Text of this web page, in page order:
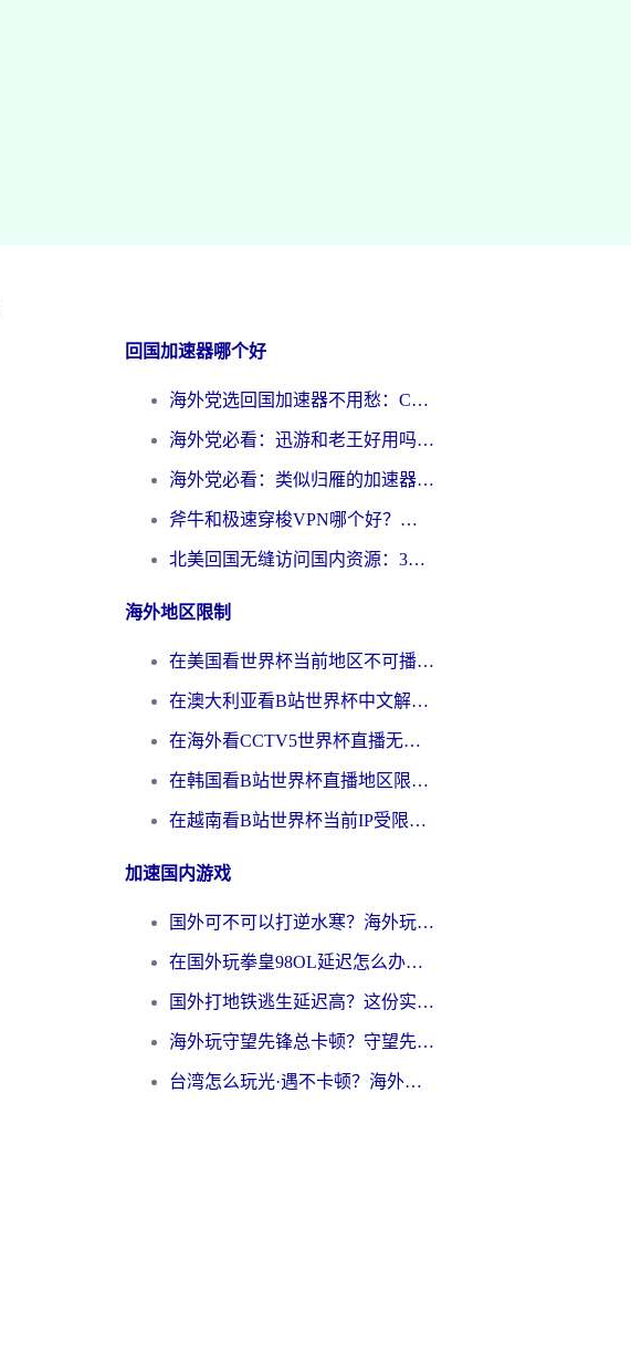
回国加速器哪个好
海外党选回国加速器不用愁：ChickCN和洞见哪个好？一篇搞定所有疑问
海外党必看：迅游和老王好用吗？3分钟选对加速国内网络的加速器
海外党必看：类似归雁的加速器怎么选？一篇搞定无缝访问国内资源
斧牛和极速穿梭VPN哪个好？海外党选回国加速器必看的真实对比与避坑指南
北美回国无缝访问国内资源：3年海外党亲测的加速器选择指南
海外地区限制
在美国看世界杯当前地区不可播放？海外党体育观赛终极指南来了！
在澳大利亚看B站世界杯中文解说仅限中国大陆？这篇指南帮你打破限制看遍赛事
在海外看CCTV5世界杯直播无法播放？这篇指南让你和国内球迷同步呐喊
在韩国看B站世界杯直播地区限制？这篇指南让你告别“当前地区不可播放”
在越南看B站世界杯当前IP受限制？海外党体育观赛终极指南来了
加速国内游戏
国外可不可以打逆水寒？海外玩家国服畅玩终极指南（附漫威荒野乱斗加速方案）
在国外玩拳皇98OL延迟怎么办？海外党亲测有效的低延迟指南
国外打地铁逃生延迟高？这份实测有效的低延迟指南帮你吃鸡
海外玩守望先锋总卡顿？守望先锋游戏加速器在哪里买&避坑指南（附欧洲非洲游戏实测）
台湾怎么玩光·遇不卡顿？海外党国服游戏加速终极攻略（附实测体验）